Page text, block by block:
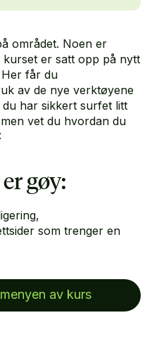
området. Noen er
er satt opp på nytt
får du
av de nye verktøyene
har sikkert surfet litt
vet du hvordan du
gøy:
som trenger en
av kurs